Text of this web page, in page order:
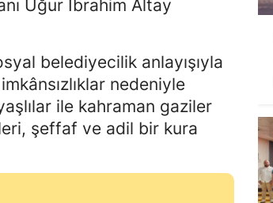
Hatay
Isparta
Uğur İbrahim Altay
belediyecilik anlayışıyla
nedeniyle
ile kahraman gaziler
şeffaf ve adil bir kura